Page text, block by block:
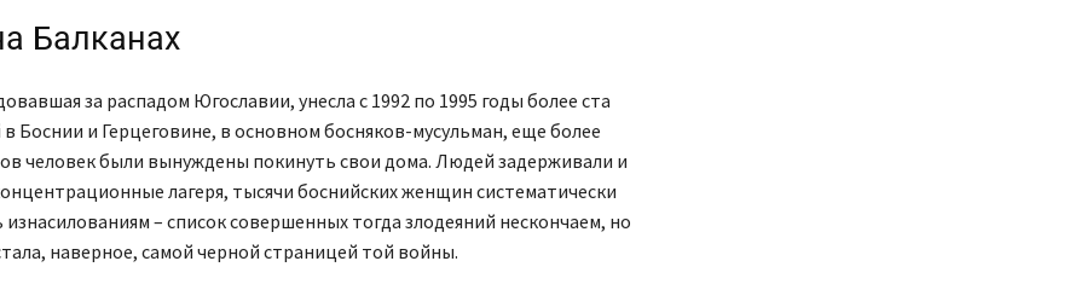
Балканах
за распадом Югославии, унесла с 1992 по 1995 годы более ста
Боснии и Герцеговине, в основном босняков-мусульман, еще более
человек были вынуждены покинуть свои дома. Людей задерживали и
лагеря, тысячи боснийских женщин систематически
изнасилованиям – список совершенных тогда злодеяний нескончаем, но
наверное, самой черной страницей той войны.